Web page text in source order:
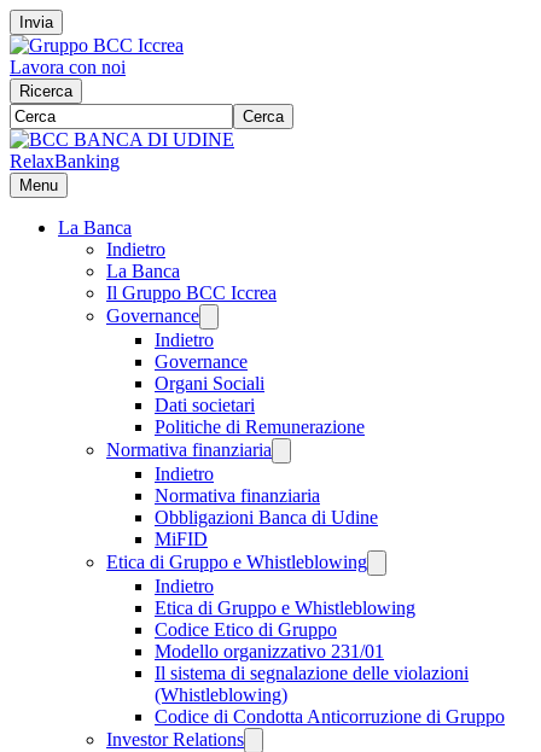
Invia
Lavora con noi
Ricerca
Cerca
RelaxBanking
Menu
La Banca
Indietro
La Banca
Il Gruppo BCC Iccrea
Governance
Indietro
Governance
Organi Sociali
Dati societari
Politiche di Remunerazione
Normativa finanziaria
Indietro
Normativa finanziaria
Obbligazioni Banca di Udine
MiFID
Etica di Gruppo e Whistleblowing
Indietro
Etica di Gruppo e Whistleblowing
Codice Etico di Gruppo
Modello organizzativo 231/01
Il sistema di segnalazione delle violazioni
(Whistleblowing)
Codice di Condotta Anticorruzione di Gruppo
Investor Relations